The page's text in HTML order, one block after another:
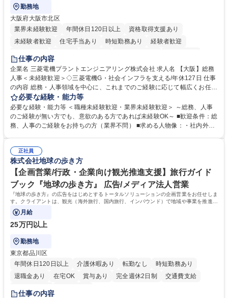
勤務地
大阪府大阪市北区
業界未経験歓迎
年間休日120日以上
資格取得支援あり
未経験者歓迎
住宅手当あり 時短勤務あり
経験者歓迎
退職金あり
駅近5分以内
土日祝休み 服装自由 寮・社宅あり 食事補助あり
仕事の内容
企業名 三菱電機プラントエンジニアリング株式会社 求人名 【大阪】総務
人事＜未経験歓迎＞◇三菱電機G・社会インフラを支える/年休127日 仕事
の内容 総務・人事領域を中心に、これまでのご経験に応じて幅広くお任せ
します。 ＜具体的には＞ ・総務/人事労務（給与・社保・勤怠管理など）
・採用・教育研修 ・福利厚生運用 など ※基本的には事務所勤務ですが、
採用や教育等の業務内容により、関西圏以外への日帰り・宿泊を伴う国内
出張もございます。 ※担当業務を持ちつつ、お互いに助け合いながら、総
必要な経験・能力等
必要な経験・能力等 ＜職種未経験歓迎・業界未経験歓迎＞ ～総務、人事
のご経験が無い方でも、意欲のある方であれば未経験OK～ ■歓迎条件：総
務、人事のご経験をお持ちの方（業界不問） ■求める人物像：・社内外の
正社員
株式会社地球の歩き方
【企画営業/行政・企業向け観光推進支援】旅行ガイド
ブック『地球の歩き方』 広告/メディア法人営業
『地球の歩き方』の広告をはじめとするトータルソリューションの企画営業をお任せしま
す。クライアントは、観光（海外旅行、国内旅行、インバウンド）で地域や事業を推進し
たい国内外の行政や企業です。
月給
25万円以上
勤務地
東京都品川区
年間休日120日以上
介護休暇あり 転勤なし
時短勤務あり
退職金あり
在宅OK 賞与あり 完全週休2日制
交通費支給
駅近5分以内
仕事の内容